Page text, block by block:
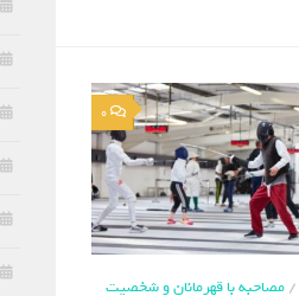
0
/مصاحبه با قهرمانان و شخصیت